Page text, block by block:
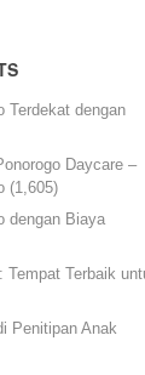
Terdekat dengan
Daycare –
(1,605)
dengan Biaya
Tempat Terbaik
Penitipan Anak